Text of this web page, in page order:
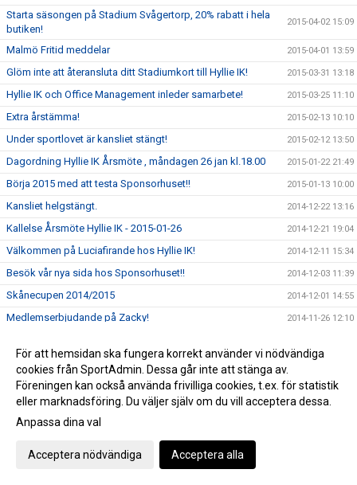
Starta säsongen på Stadium Svågertorp, 20% rabatt i hela
butiken!
2015-04-02 15:09
Malmö Fritid meddelar 2015-04-01 13:59
Glöm inte att återansluta ditt Stadiumkort till Hyllie IK! 2015-03-31 13:18
Hyllie IK och Office Management inleder samarbete! 2015-03-25 11:10
Extra årstämma! 2015-02-13 10:10
Under sportlovet är kansliet stängt! 2015-02-12 13:50
Dagordning Hyllie IK Årsmöte , måndagen 26 jan kl.18.00 2015-01-22 21:49
Börja 2015 med att testa Sponsorhuset!! 2015-01-13 10:00
Kansliet helgstängt. 2014-12-22 13:16
Kallelse Årsmöte Hyllie IK - 2015-01-26 2014-12-21 19:04
Välkommen på Luciafirande hos Hyllie IK! 2014-12-11 15:34
Besök vår nya sida hos Sponsorhuset!! 2014-12-03 11:39
Skånecupen 2014/2015 2014-12-01 14:55
Medlemserbjudande på Zacky! 2014-11-26 12:10
Kombinerat lag F-15 Hyllie IK/Husie IF 2014-11-13 14:50
Fira far på söndag = Du stödjer Hyllie IK 2014-11-06 11:39
Ledarstaben för Hyllies damer är klar! 2014-11-04 10:40
Höstlov!
Vinstbiljetter MFF-BP ikväll (10/15 st)
För att hemsidan ska fungera korrekt använder vi nödvändiga
cookies från SportAdmin. Dessa går inte att stänga av.
Föreningen kan också använda frivilliga cookies, t.ex. för statistik
eller marknadsföring. Du väljer själv om du vill acceptera dessa.
Anpassa dina val
Acceptera nödvändiga Acceptera alla